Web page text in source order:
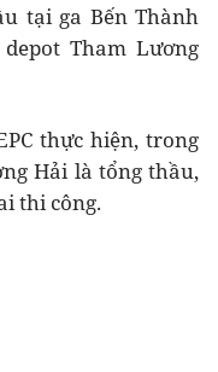
tại ga Bến Thành
Tham Lương
thực hiện, trong
Hải là tổng thầu,
thi công.